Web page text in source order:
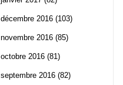
décembre 2016 (103)
novembre 2016 (85)
octobre 2016 (81)
septembre 2016 (82)